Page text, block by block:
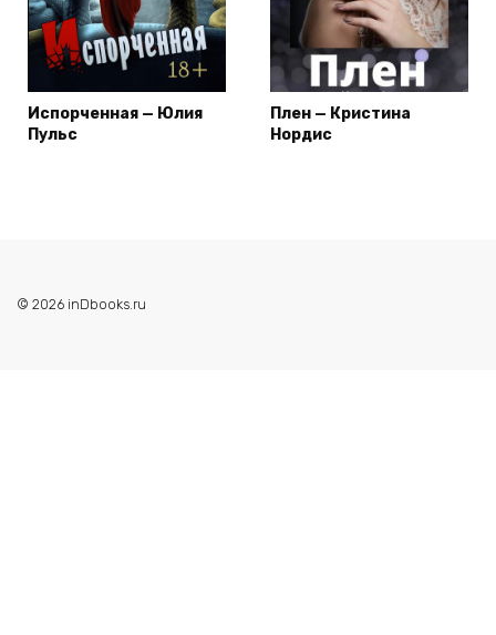
Испорченная — Юлия
Пульс
Плен — Кристина
Нордис
© 2026 inDbooks.ru